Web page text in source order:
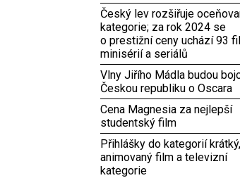
Český lev rozšiřuje
kategorie; za rok 2024 se
o prestižní ceny uchází 93
minisérií a seriálů
Vlny Jiřího Mádla budou
Českou republiku o Oscara
Cena Magnesia za nejlepší
studentský film
Přihlášky do kategorií krátký,
animovaný film a televizní
kategorie